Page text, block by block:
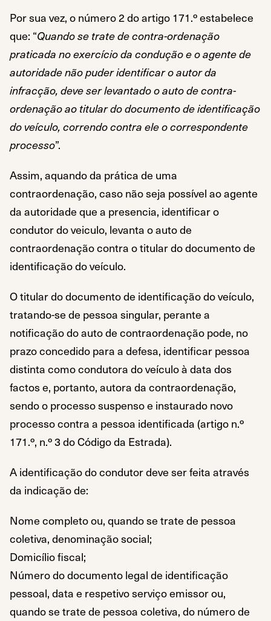
Por sua vez, o número 2 do artigo 171.º estabelece
que: “Quando se trate de contra-ordenação
praticada no exercício da condução e o agente de
autoridade não puder identificar o autor da
infracção, deve ser levantado o auto de contra-
ordenação ao titular do documento de identificação
do veículo, correndo contra ele o correspondente
processo”.
Assim, aquando da prática de uma
contraordenação, caso não seja possível ao agente
da autoridade que a presencia, identificar o
condutor do veiculo, levanta o auto de
contraordenação contra o titular do documento de
identificação do veículo.
O titular do documento de identificação do veículo,
tratando-se de pessoa singular, perante a
notificação do auto de contraordenação pode, no
prazo concedido para a defesa, identificar pessoa
distinta como condutora do veículo à data dos
factos e, portanto, autora da contraordenação,
sendo o processo suspenso e instaurado novo
processo contra a pessoa identificada (artigo n.º
171.º, n.º 3 do Código da Estrada).
A identificação do condutor deve ser feita através
da indicação de:
Nome completo ou, quando se trate de pessoa
coletiva, denominação social;
Domicílio fiscal;
Número do documento legal de identificação
pessoal, data e respetivo serviço emissor ou,
quando se trate de pessoa coletiva, do número de